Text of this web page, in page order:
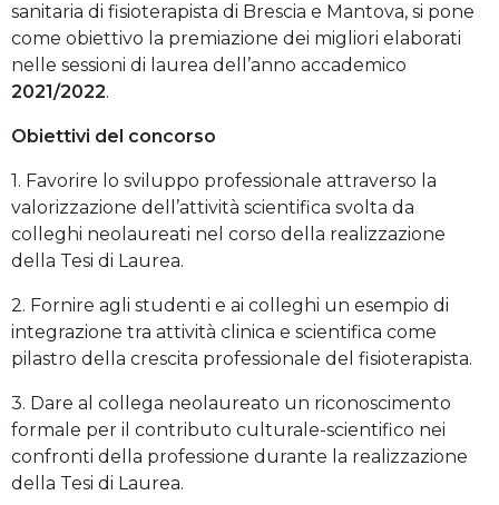
sanitaria di fisioterapista di Brescia e Mantova, si pone
come obiettivo la premiazione dei migliori elaborati
nelle sessioni di laurea dell’anno accademico
2021/2022.
Obiettivi del concorso
1. Favorire lo sviluppo professionale attraverso la
valorizzazione dell’attività scientifica svolta da
colleghi neolaureati nel corso della realizzazione
della Tesi di Laurea.
2. Fornire agli studenti e ai colleghi un esempio di
integrazione tra attività clinica e scientifica come
pilastro della crescita professionale del fisioterapista.
3. Dare al collega neolaureato un riconoscimento
formale per il contributo culturale-scientifico nei
confronti della professione durante la realizzazione
della Tesi di Laurea.